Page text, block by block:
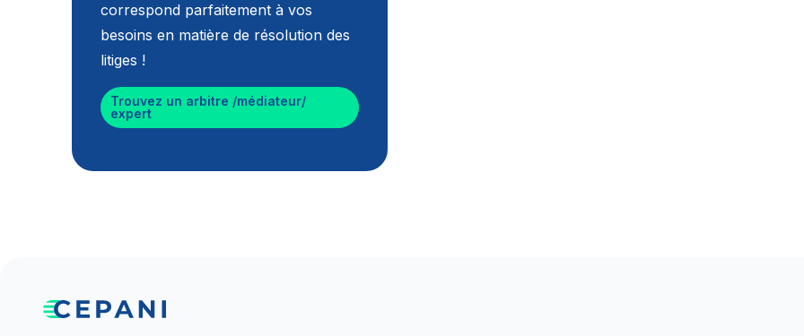
correspond parfaitement à vos
besoins en matière de résolution des
litiges !
Trouvez un arbitre /médiateur/
expert